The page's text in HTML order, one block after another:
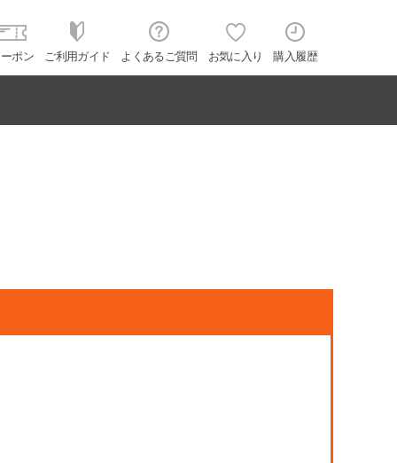
ポン ご利用ガイド よくあるご質問 お気に入り 購入履歴